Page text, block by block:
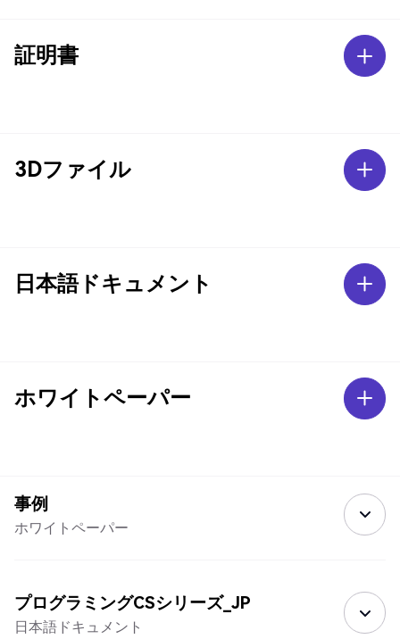
証明書
3Dファイル
日本語ドキュメント
ホワイトペーパー
事例
ホワイトペーパー
プログラミングCSシリーズ_JP
日本語ドキュメント